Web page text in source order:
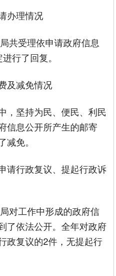
办理情况
受理依申请政府信息
行了回复。
减免情况
坚持为民、便民、利民
信息公开所产生的邮寄
免。
行政复议、提起行政诉
工作中形成的政府信
了依法公开。全年对政府
政复议的2件，无提起行